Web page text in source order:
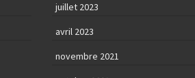
juillet 2023
avril 2023
novembre 2021